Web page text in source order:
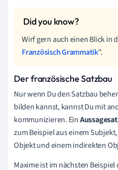
Wirf gern auch einen Blick in
Französisch Grammatik".
Der französische Satzbau
Nur wenn Du den Satzbau
bilden kannst, kannst Du mit
kommunizieren. Ein
zum Beispiel aus einem
Objekt und einem indirekten
Maxime ist im nächsten